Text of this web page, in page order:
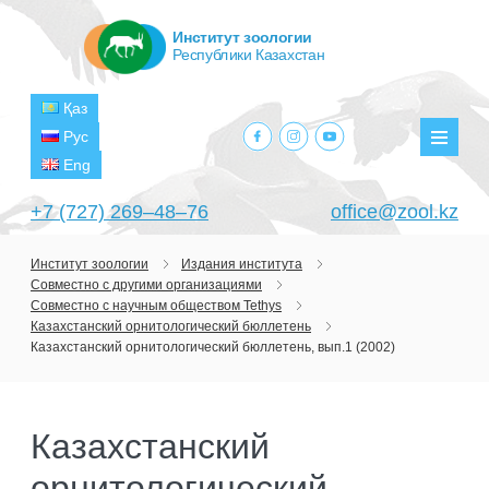
+7 (727) 269‒48‒76 office@zool.kz
Қаз
Рус
Eng
facebook.com
instagram.com
youtube.com
Институт зоологии
Республики Казахстан
ГЛАВНАЯ
ОБ ИНСТИТУТЕ
СТРУКТУРА
НАУЧНО-ИССЛЕДОВАТЕЛЬСКИЕ
ПРОЕКТЫ
ТЕКУЩИЕ ПРОЕКТЫ
Институт зоологии
Издания института
Совместно с другими организациями
Совместно с научным обществом Tethys
Казахстанский орнитологический бюллетень
Казахстанский орнитологический бюллетень, вып.1 (2002)
Казахстанский